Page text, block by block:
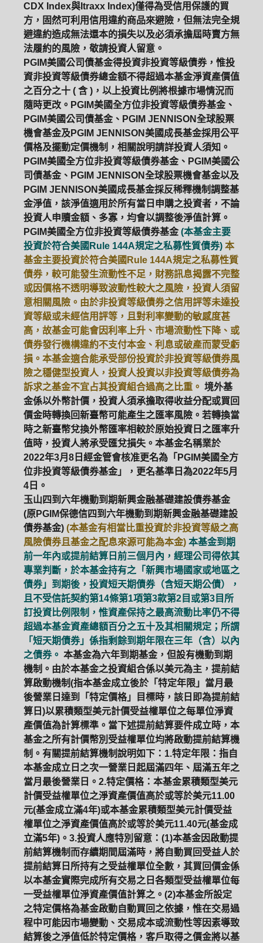
CDX Index與Itraxx Index)僅得為受信用保護的買
方，固然可利用信用違約商品來避險，但無法完全規
避違約造成無法還本的損失以及必須承擔屆時賣方無
法履約的風險，敬請投資人留意。
PGIM美國公司債基金得投資非投資等級債券，惟投
資非投資等級債券總金額不得超過本基金淨資產價值
之百分之十 ( 含 )，以上投資比例將根據市場情況而
隨時更改。PGIM美國全方位非投資等級債券基金、
PGIM美國公司債基金、PGIM JENNISON全球股票
機會基金及PGIM JENNISON美國成長基金採用公平
價格及擺動定價機制，相關說明請詳投資人須知。
PGIM美國全方位非投資等級債券基金、PGIM美國公
司債基金、PGIM JENNISON全球股票機會基金以及
PGIM JENNISON美國成長基金採反稀釋機制調整基
金淨值，該淨值適用於所有當日申購之投資者，不論
投資人申贖金額、多寡，均會以調整後淨值計算。
PGIM美國全方位非投資等級債券基金 (本基金主要
投資於符合美國Rule 144A規定之私募性質債券) 本
基金主要投資於符合美國Rule 144A規定之私募性質
債券，較可能發生流動性不足，財務訊息揭露不完整
或因價格不透明導致波動性較大之風險，投資人須留
意相關風險。由於非投資等級債券之信用評等未達投
資等級或未經信用評等，且對利率變動的敏感度甚
高，故基金可能會因利率上升、市場流動性下降、或
債券發行機構違約不支付本金、利息或破產而蒙受虧
損。本基金適合能承受部份投資於非投資等級債券風
險之穩健型投資人，投資人投資以非投資等級債券為
訴求之基金不宜占其投資組合過高之比重。 境外基
金係以外幣計價，投資人須承擔取得收益分配或買回
價金時轉換回新臺幣可能產生之匯率風險。若轉換當
時之新臺幣兌換外幣匯率相較於原始投資日之匯率升
值時，投資人將承受匯兌損失。本基金名稱業於
2022年3月8日經金管會核准更名為「PGIM美國全方
位非投資等級債券基金」，更名基準日為2022年5月
4日。
玉山四到六年機動到期新興金融基礎建設債券基金
(原PGIM保德信四到六年機動到期新興金融基礎建設
債券基金) (本基金有相當比重投資於非投資等級之高
風險債券且基金之配息來源可能為本金) 本基金到期
前一年內或提前結算日前三個月內，經理公司得依其
專業判斷，於本基金持有之「新興市場國家或地區之
債券」到期後，投資短天期債券（含短天期公債），
且不受信託契約第14條第1項第3款第2目或第3目所
訂投資比例限制，惟資產保持之最高流動比率仍不得
超過本基金資產總額百分之五十及其相關規定；所謂
「短天期債券」係指剩餘到期年限在三年（含）以內
之債券。 本基金為六年到期基金，但設有機動到期
機制。由於本基金之投資組合係以美元為主，提前結
算啟動機制(指本基金成立後於「特定年限」當月最
後營業日達到「特定價格」目標時，該日即為提前結
算日)以累積類型美元計價受益權單位之每單位淨資
產價值為計算標準。當下述提前結算要件成立時，本
基金之所有計價幣別受益權單位均將啟動提前結算機
制。有關提前結算機制說明如下：1.特定年限：指自
本基金成立日之次一營業日起屆滿四年、屆滿五年之
當月最後營業日。2.特定價格：本基金累積類型美元
計價受益權單位之淨資產價值高於或等於美元11.00
元(基金成立滿4年)或本基金累積類型美元計價受益
權單位之淨資產價值高於或等於美元11.40元(基金成
立滿5年)。3.投資人應特別留意：(1)本基金因啟動提
前結算機制而存續期間屆滿時，將自動買回受益人於
提前結算日所持有之受益權單位全數，其買回價金係
以本基金實際完成所有交易之日各類型受益權單位每
一受益權單位淨資產價值計算之。(2)本基金所設定
之特定價格為基金啟動自動買回之依據，惟在交易過
程中可能因市場變動、交易成本或流動性等因素導致
結算後之淨值低於特定價格，客戶取得之價金將以基